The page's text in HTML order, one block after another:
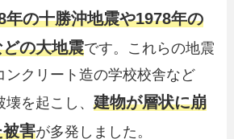
年の十勝沖地震や1978年の
の大地震です。これらの地震
ンクリート造の学校校舎など
壊を起こし、建物が層状に崩
害が多発しました。